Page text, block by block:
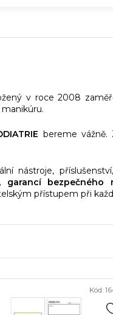
v roce 2008
bereme
nástroje,
garancí
přístupem při
Kód: